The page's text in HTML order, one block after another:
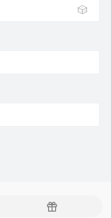
🎲
随